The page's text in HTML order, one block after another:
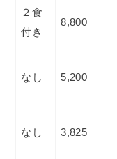
２食
付き
8,800
なし 5,200
なし 3,825